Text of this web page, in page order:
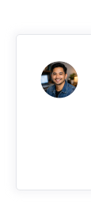
b s
A
p